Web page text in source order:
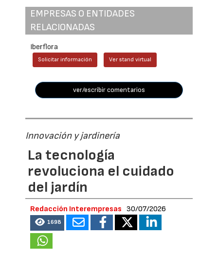
EMPRESAS O ENTIDADES
RELACIONADAS
Iberflora
Solicitar información Ver stand virtual
ver/escribir comentarios
Innovación y jardinería
La tecnología
revoluciona el cuidado
del jardín
Redacción Interempresas 30/07/2026
1698